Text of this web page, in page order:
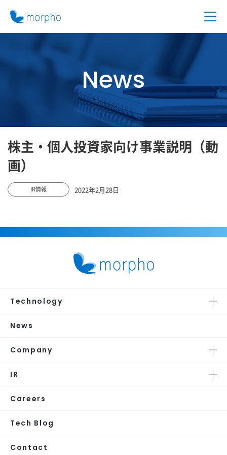
News
株主・個人投資家向け事業説明（動
画）
IR情報 2022年2月28日
Technology
News
Company
IR
Careers
Tech Blog
Contact